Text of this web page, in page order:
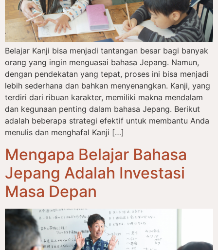
Belajar Kanji bisa menjadi tantangan besar bagi banyak
orang yang ingin menguasai bahasa Jepang. Namun,
dengan pendekatan yang tepat, proses ini bisa menjadi
lebih sederhana dan bahkan menyenangkan. Kanji, yang
terdiri dari ribuan karakter, memiliki makna mendalam
dan kegunaan penting dalam bahasa Jepang. Berikut
adalah beberapa strategi efektif untuk membantu Anda
menulis dan menghafal Kanji […]
Mengapa Belajar Bahasa
Jepang Adalah Investasi
Masa Depan